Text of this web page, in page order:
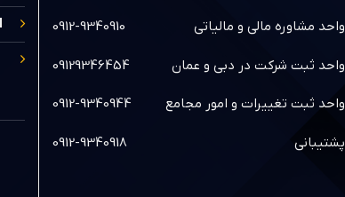
واحد مشاوره مالی و مالیاتی
واحد ثبت شرکت در دبی و عمان
واحد ثبت تغییرات و امور مجامع
پشتیبانی
0912-9340910
09129346454
0912-9340944
0912-9340918